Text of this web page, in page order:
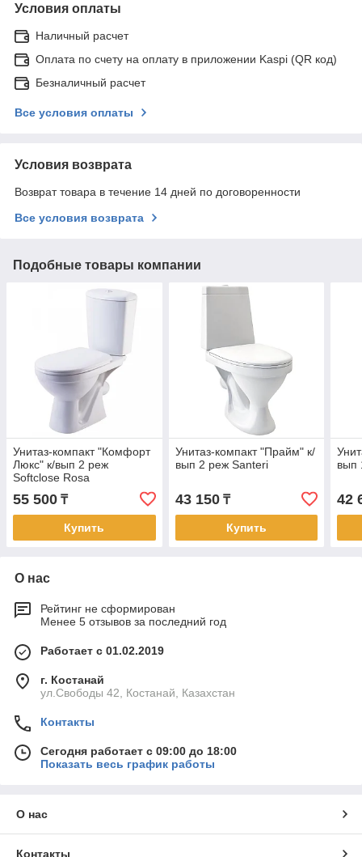
Условия оплаты
Наличный расчет
Оплата по счету на оплату в приложении Kaspi (QR код)
Безналичный расчет
Все условия оплаты
Условия возврата
Возврат товара в течение 14 дней по договоренности
Все условия возврата
Подобные товары компании
Унитаз-компакт "Комфорт
Люкс" к/вып 2 реж
Softclose Rosa
55 500 ₸
Купить
Унитаз-компакт "Прайм" к/
вып 2 реж Santeri
43 150₸
Купить
вып
42
О нас
Рейтинг не сформирован
Менее 5 отзывов за последний год
Работает с 01.02.2019
г. Костанай
ул.Свободы 42, Костанай, Казахстан
Контакты
Сегодня работает с 09:00 до 18:00
Показать весь график работы
О нас
Контакты